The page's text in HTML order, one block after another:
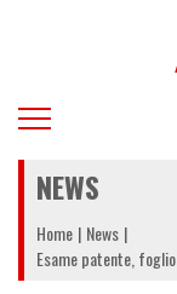
NEWS
Home News
Esame patente,